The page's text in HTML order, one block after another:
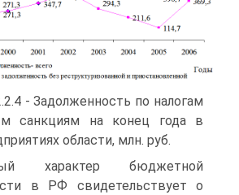
- Задолженность по налогам
санкциям на конец года в
области, млн. руб.
характер бюджетной
в РФ свидетельствует о